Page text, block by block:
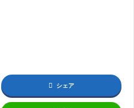
シェア